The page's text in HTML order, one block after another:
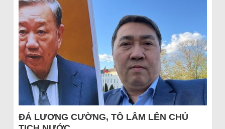
ĐÁ LƯƠNG CƯỜNG, TÔ LÂM LÊN CHỦ